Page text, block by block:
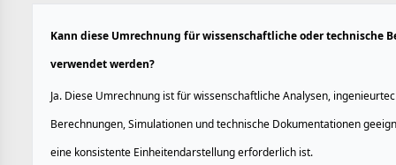
Kann diese Umrechnung für wissenschaftliche oder technische
verwendet werden?
Ja. Diese Umrechnung ist für wissenschaftliche Analysen,
Berechnungen, Simulationen und technische Dokumentationen
eine konsistente Einheitendarstellung erforderlich ist.